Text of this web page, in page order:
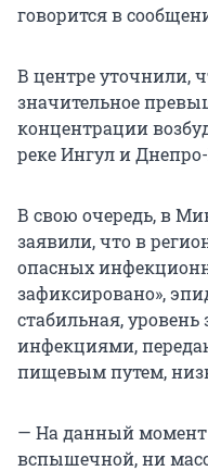
говорится в
В центре уточнили,
значительное
концентрации
реке Ингул и
В свою очередь, в
заявили, что в
опасных
зафиксировано»,
стабильная, уровень
инфекциями,
пищевым путем,
— На данный момент
вспышечной, ни